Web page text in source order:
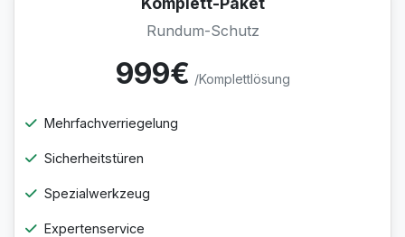
Rundum-Schutz
999€ /Komplettlösung
Mehrfachverriegelung
Sicherheitstüren
Spezialwerkzeug
Expertenservice